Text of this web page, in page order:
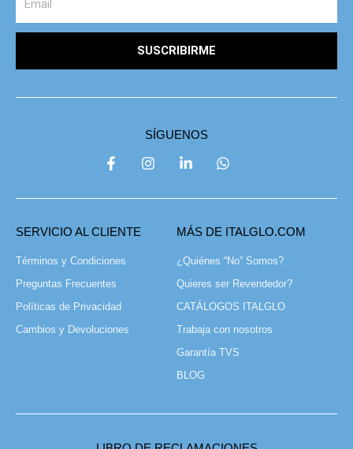
SUSCRIBIRME
SÍGUENOS
SERVICIO AL CLIENTE
Términos y Condiciones
Preguntas Frecuentes
Políticas de Privacidad
Cambios y Devoluciones
MÁS DE ITALGLO.COM
¿Quiénes “No” Somos?
Quieres ser Revendedor?
CATÁLOGOS ITALGLO
Trabaja con nosotros
Garantía TVS
BLOG